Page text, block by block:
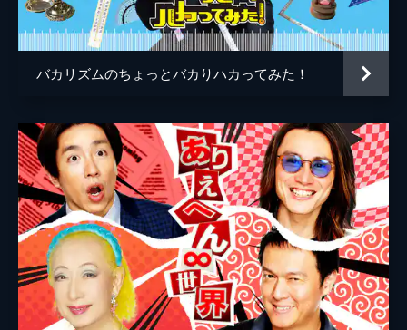
に＆宝の山カセットテープ＆昭和扇風機が驚
き値【新常識】町で話題の新常識は成功でき
る!?実証！“満点新常識”
69分
【丸亀】お得すぎ！無料トッピング＆やりす
ぎカスタマイズ【マクドナルド】TV初公
開！バンズふわふわ衝撃マシン【無印良品】
常連さんも知らない!?26品！鍋料理を時短袋
104分
#8 正月明けが超お得！箱根＆草津＆鬼怒
川＆四万“人気温泉新常識SP”
【鬼怒川】1泊2日で驚きの5食OK！神コスパ
宿は衝撃値【草津】月2日限定！ツルスベ感
UPお得湯＆女性客が殺到！湯もみ【箱根】
バカリズムのちょっとバカりハカってみた！